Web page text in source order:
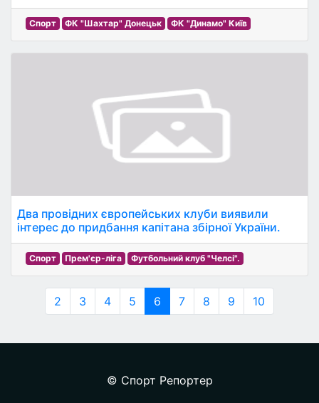
Спорт ФК "Шахтар" Донецьк ФК "Динамо" Київ
Два провідних європейських клуби виявили
інтерес до придбання капітана збірної України.
Спорт Прем'єр-ліга Футбольний клуб "Челсі".
2 3 4 5 6 7 8 9 10
© Спорт Репортер